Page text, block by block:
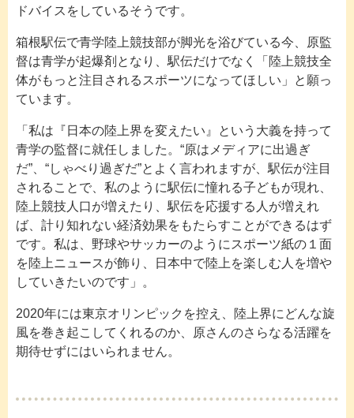
ドバイスをしているそうです。
箱根駅伝で青学陸上競技部が脚光を浴びている今、原監
督は青学が起爆剤となり、駅伝だけでなく「陸上競技全
体がもっと注目されるスポーツになってほしい」と願っ
ています。
「私は『日本の陸上界を変えたい』という大義を持って
青学の監督に就任しました。“原はメディアに出過ぎ
だ”、“しゃべり過ぎだ”とよく言われますが、駅伝が注目
されることで、私のように駅伝に憧れる子どもが現れ、
陸上競技人口が増えたり、駅伝を応援する人が増えれ
ば、計り知れない経済効果をもたらすことができるはず
です。私は、野球やサッカーのようにスポーツ紙の１面
を陸上ニュースが飾り、日本中で陸上を楽しむ人を増や
していきたいのです」。
2020年には東京オリンピックを控え、陸上界にどんな旋
風を巻き起こしてくれるのか、原さんのさらなる活躍を
期待せずにはいられません。